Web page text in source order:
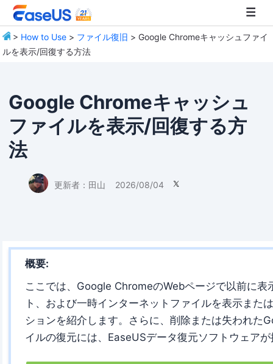
> How to Use > ファイル復旧 > Google Chromeキャッシュファイ
ルを表示/回復する方法
Google Chromeキャッシュ
ファイルを表示/回復する方
法
更新者： 田山 2026/08/04 
概要:
ここでは、Google ChromeのWebページで以前に表
ト、および一時インターネットファイルを表示また
ションを紹介します。さらに、削除または失われた
イルの復元には、EaseUSデータ復元ソフトウェア